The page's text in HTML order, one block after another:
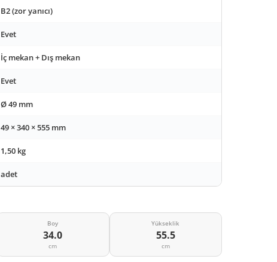
B2 (zor yanıcı)
Evet
İç mekan + Dış mekan
Evet
Ø 49 mm
49 × 340 × 555 mm
1,50 kg
adet
Boy
34.0
cm
Yükseklik
55.5
cm